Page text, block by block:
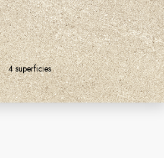
4 superficies